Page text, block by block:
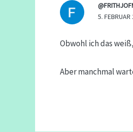
5.
Obwohl ich das
Aber manchmal